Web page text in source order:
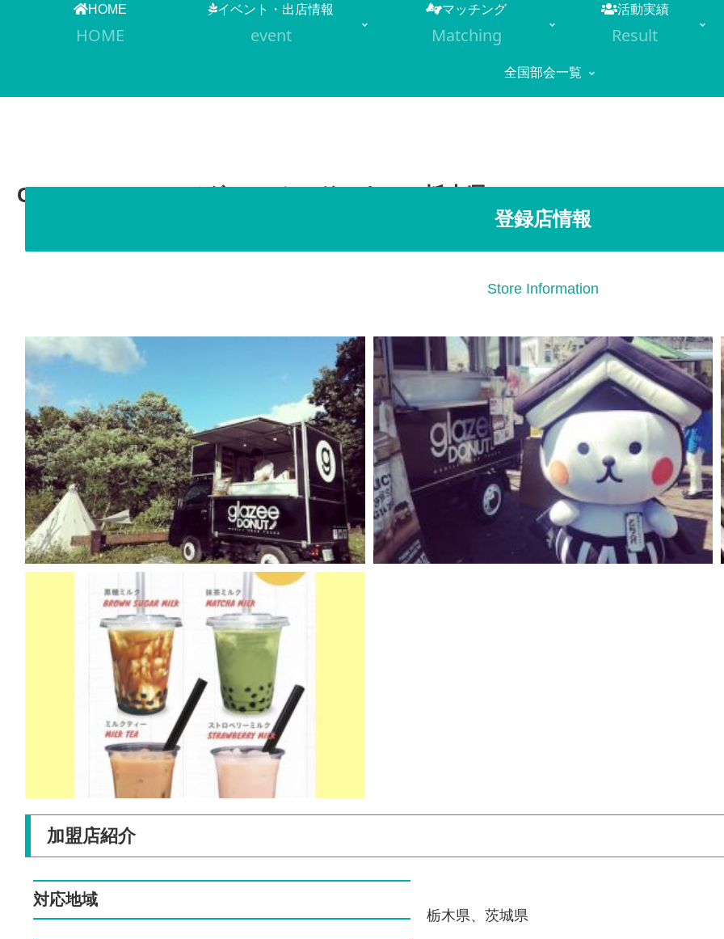
HOME
HOME
イベント・出店情報
event
マッチング
Matching
活動実績
Result
全国部会一覧
GLAZEE DONUT／グレージー ドーナツ（栃木県）
登録店情報
Store Information
加盟店紹介
対応地域
栃木県、茨城県